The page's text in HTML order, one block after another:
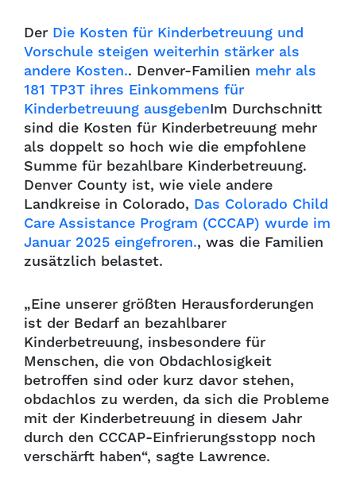
Der Die Kosten für Kinderbetreuung und
Vorschule steigen weiterhin stärker als
andere Kosten.. Denver-Familien mehr als
181 TP3T ihres Einkommens für
Kinderbetreuung ausgebenIm Durchschnitt
sind die Kosten für Kinderbetreuung mehr
als doppelt so hoch wie die empfohlene
Summe für bezahlbare Kinderbetreuung.
Denver County ist, wie viele andere
Landkreise in Colorado, Das Colorado Child
Care Assistance Program (CCCAP) wurde im
Januar 2025 eingefroren., was die Familien
zusätzlich belastet.
„Eine unserer größten Herausforderungen
ist der Bedarf an bezahlbarer
Kinderbetreuung, insbesondere für
Menschen, die von Obdachlosigkeit
betroffen sind oder kurz davor stehen,
obdachlos zu werden, da sich die Probleme
mit der Kinderbetreuung in diesem Jahr
durch den CCCAP-Einfrierungsstopp noch
verschärft haben“, sagte Lawrence.